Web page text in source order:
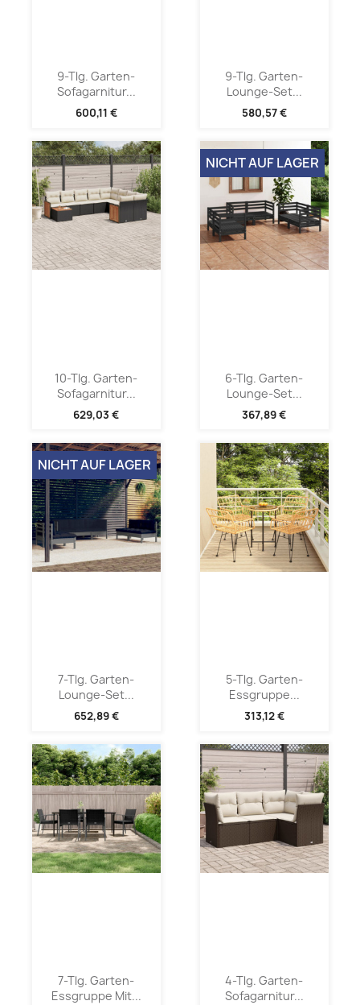
9-Tlg. Garten-
Sofagarnitur...
600,11 €
9-Tlg. Garten-
Lounge-Set...
580,57 €
10-Tlg. Garten-
Sofagarnitur...
629,03 €
6-Tlg. Garten-
Lounge-Set...
367,89 €
NICHT AUF LAGER
7-Tlg. Garten-
Lounge-Set...
652,89 €
NICHT AUF LAGER
5-Tlg. Garten-
Essgruppe...
313,12 €
7-Tlg. Garten-
Essgruppe Mit...
4-Tlg. Garten-
Sofagarnitur...